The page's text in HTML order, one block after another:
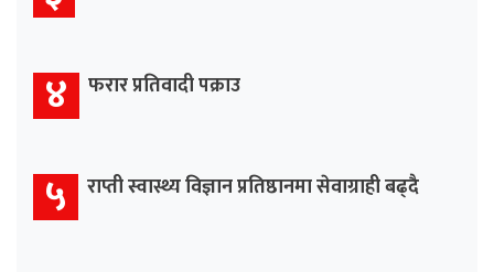
४ फरार प्रतिवादी पक्राउ
५ राप्ती स्वास्थ्य विज्ञान प्रतिष्ठानमा सेवाग्राही बढ्दै